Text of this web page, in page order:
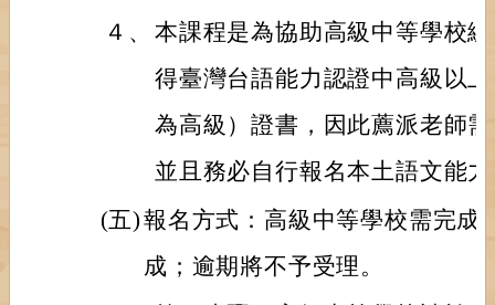
４、 本課程是為協助高級中等學校
得臺灣台語能力認證中高級以
為高級）證書，因此薦派老師
並且務必自行報名本土語文能
(五)報名方式：高級中等學校需完成
成；逾期將不予受理。